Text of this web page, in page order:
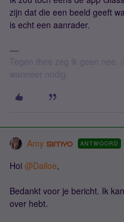
zijn dat die een beeld geeft
is echt een aanrader.
Tegen thee zeg ik geen nee.
wanneer nodig.
Amy ANTWOORD
Hoi ​ @Dalloe,
Bedankt voor je bericht. Ik
over hebt.